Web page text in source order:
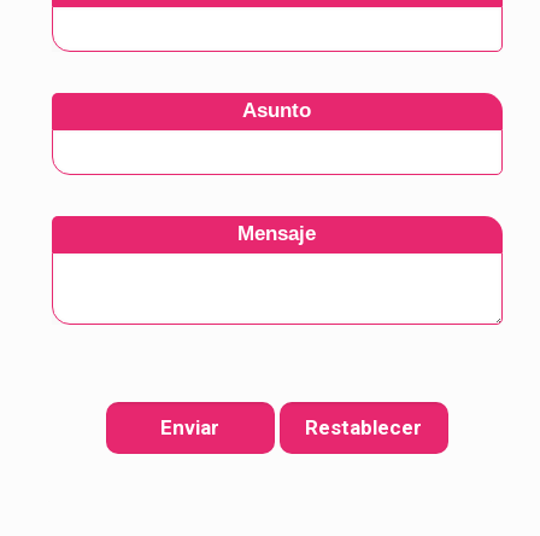
Asunto
Mensaje